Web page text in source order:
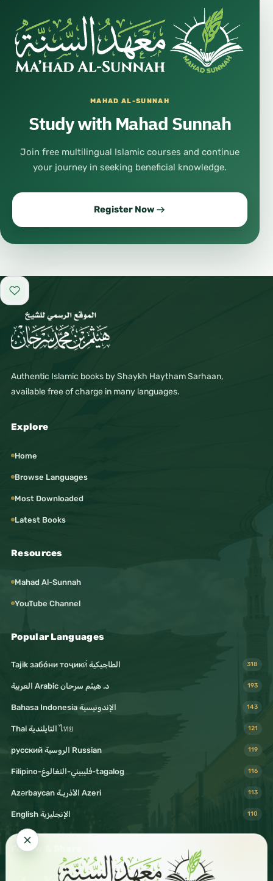
MAHAD AL-SUNNAH
Study with Mahad Sunnah
Join free multilingual Islamic courses and continue
your journey in seeking beneficial knowledge.
Register Now
Add to favorites
Authentic Islamic books by Shaykh Haytham Sarhaan,
available free of charge in many languages.
Explore
Home
Browse Languages
Most Downloaded
Latest Books
Resources
Mahad Al-Sunnah
YouTube Channel
Popular Languages
Tajik забо́ни тоҷикӣ́ الطاجيكية 318
د. هيثم سرحان Arabic العربية 193
Bahasa Indonesia الإندونيسية 143
Thai التايلندية ไทย 121
русский الروسية Russian 119
Filipino-فليبيني-التغالوغ-tagalog 116
Azərbaycan الأذريـة Azeri 113
English الإنجليزية 110
Follow & Share